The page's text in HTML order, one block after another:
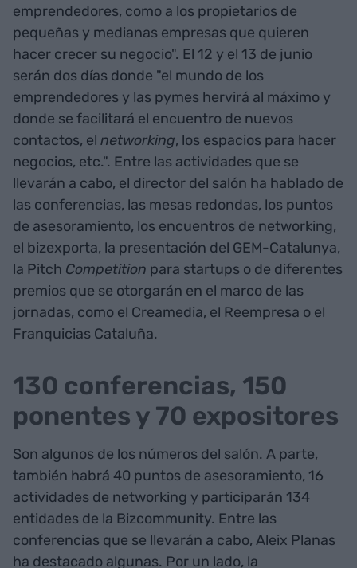
emprendedores, como a los propietarios de
pequeñas y medianas empresas que quieren
hacer crecer su negocio". El 12 y el 13 de junio
serán dos días donde "el mundo de los
emprendedores y las pymes hervirá al máximo y
donde se facilitará el encuentro de nuevos
contactos, el networking, los espacios para hacer
negocios, etc.". Entre las actividades que se
llevarán a cabo, el director del salón ha hablado de
las conferencias, las mesas redondas, los puntos
de asesoramiento, los encuentros de networking,
el bizexporta, la presentación del GEM-Catalunya,
la Pitch Competition para startups o de diferentes
premios que se otorgarán en el marco de las
jornadas, como el Creamedia, el Reempresa o el
Franquicias Cataluña.
130 conferencias, 150
ponentes y 70 expositores
Son algunos de los números del salón. A parte,
también habrá 40 puntos de asesoramiento, 16
actividades de networking y participarán 134
entidades de la Bizcommunity. Entre las
conferencias que se llevarán a cabo, Aleix Planas
ha destacado algunas. Por un lado, la